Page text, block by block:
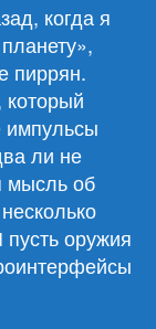
когда я
пиррян.
который
импульсы
ли не
мысль об
оружия